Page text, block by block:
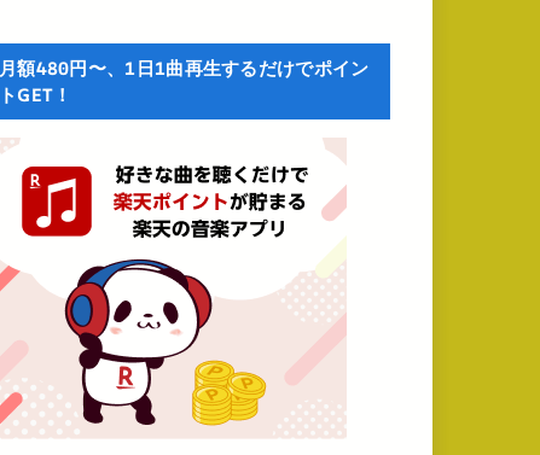
月額480円〜、1日1曲再生するだけでポイン
トGET！